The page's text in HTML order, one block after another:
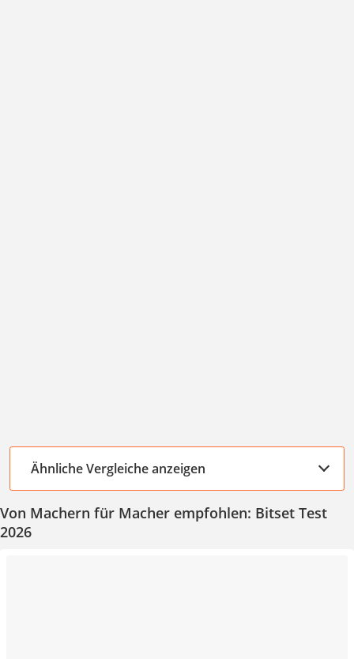
Ähnliche Vergleiche anzeigen
Von Machern für Macher empfohlen: Bitset Test
2026